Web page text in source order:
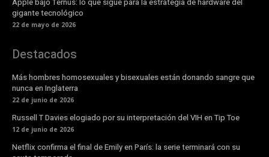
gigante tecnológico
22 de mayo de 2026
Destacados
Más hombres homosexuales y bisexuales están donando sangre que
nunca en Inglaterra
22 de junio de 2026
Russell T Davies elogiado por su interpretación del VIH en Tip Toe
12 de junio de 2026
Netflix confirma el final de Emily en París: la serie terminará con su